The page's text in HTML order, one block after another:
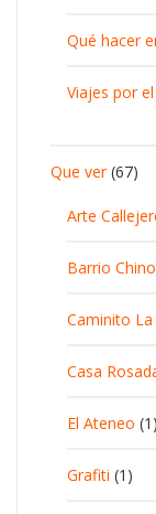
Qué hacer
Viajes por
Que ver(67)
Arte
Barrio Chino
Caminito
Casa
El Ateneo (1)
Grafiti (1)